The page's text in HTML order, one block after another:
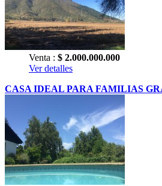
Venta : $ 2.000.000.000
Ver detalles
CASA IDEAL PARA FAMILIAS